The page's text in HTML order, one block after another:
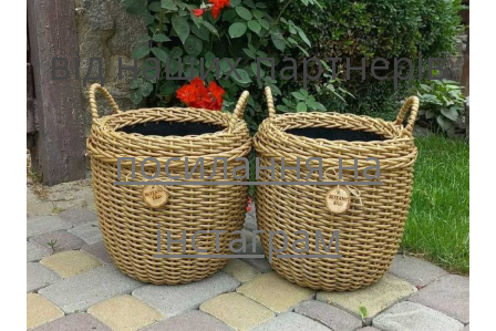
від наших партнерів
посилання на
інстаграм